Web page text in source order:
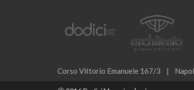
Corso Vittorio Emanuele 167/3 |